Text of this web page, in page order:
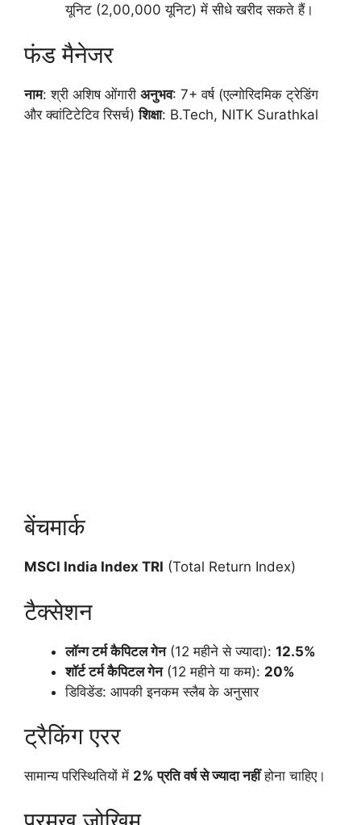
यूनिट (2,00,000 यूनिट) में सीधे खरीद सकते हैं।
फंड मैनेजर
नाम: श्री अशिष ओंगारी अनुभव: 7+ वर्ष (एल्गोरिदमिक ट्रेडिंग
और क्वांटिटेटिव रिसर्च)शिक्षा: B.Tech, NITK Surathkal
बेंचमार्क
MSCI India Index TRI (Total Return Index)
टैक्सेशन
लॉन्ग टर्म कैपिटल गेन(12 महीने से ज्यादा): 12.5%
शॉर्ट टर्म कैपिटल गेन(12 महीने या कम): 20%
डिविडेंड: आपकी इनकम स्लैब के अनुसार
ट्रैकिंग एरर
सामान्य परिस्थितियों में 2% प्रति वर्ष से ज्यादा नहींहोना चाहिए।